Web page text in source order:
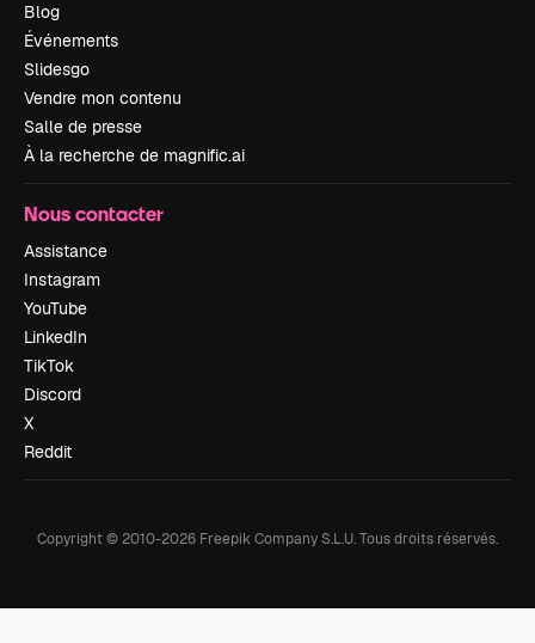
Blog
Événements
Slidesgo
Vendre mon contenu
Salle de presse
À la recherche de magnific.ai
Nous contacter
Assistance
Instagram
YouTube
LinkedIn
TikTok
Discord
X
Reddit
Copyright © 2010-2026 Freepik Company S.L.U.Tous droits réservés.